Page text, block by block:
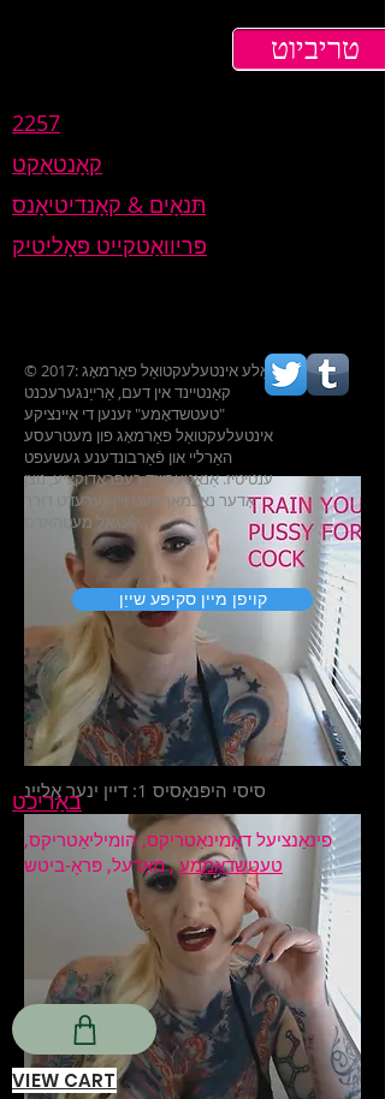
סיסי היפּנאָסיס 1: דיין ינער אַליינ
טריביוט
2257
קאָנטאַקט
תּנאָים & קאָנדיטיאָנס
פּריוואַטקייט פּאָליטיק
© 2017: אַלע אינטעלעקטואַל פאַרמאָג
קאַנטיינד אין דעם, אַרייַנגערעכנט
"טעטשדאָמע" זענען די איינציקע
אינטעלעקטואַל פאַרמאָג פון מעטרעסע
האַרליי און פֿאַרבונדענע געשעפט
ענטיטיז. אַנאָטערייזד רעפּראָדוקציע, נוצן
אָדער נאָכמאַך וועט זיין גערעדט דורך
לעגאַל מעטהאָדס.
קויפן מיין סקיפּע שייַן
באַריכט
פינאַנציעל דאָמינאַטריקס, הומיליאַטריקס,
טעטשדאָממע, מאָדעל, פּראָ-ביטש
VIEW CART